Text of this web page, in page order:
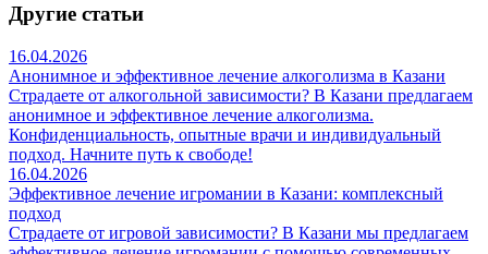
Другие статьи
16.04.2026
Анонимное и эффективное лечение алкоголизма в Казани
Страдаете от алкогольной зависимости? В Казани предлагаем
анонимное и эффективное лечение алкоголизма.
Конфиденциальность, опытные врачи и индивидуальный
подход. Начните путь к свободе!
16.04.2026
Эффективное лечение игромании в Казани: комплексный
подход
Страдаете от игровой зависимости? В Казани мы предлагаем